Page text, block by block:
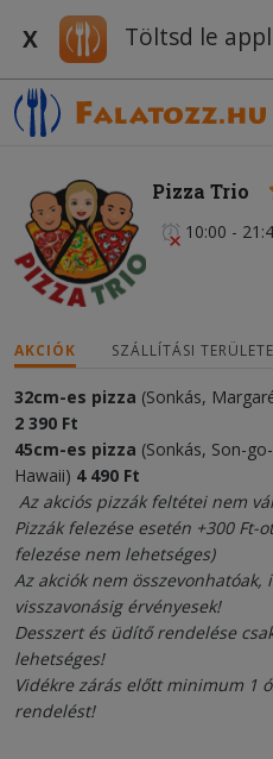
X Töltsd le
Pizza Trio
10:00 -
AKCIÓK SZÁLLÍTÁSI
32cm-es pizza (Sonkás,
2 390 Ft
45cm-es pizza (Sonkás, Son-
Hawaii) 4490 Ft
Az akciós pizzák feltétei nem
Pizzák felezése esetén +300 Ft-
felezése nem lehetséges)
Az akciók nem
visszavonásig érvényesek!
Desszert és üdítő rendelése
lehetséges!
Vidékre zárás előtt minimum 1
rendelést!